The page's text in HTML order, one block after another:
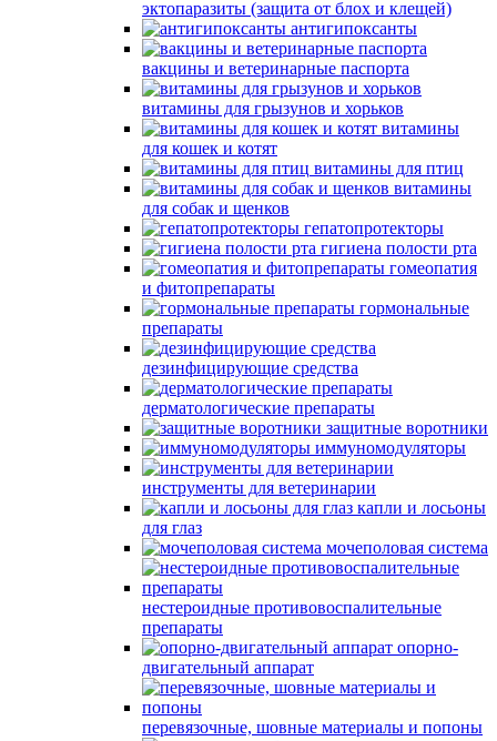
эктопаразиты (защита от блох и клещей)
антигипоксанты
вакцины и ветеринарные паспорта
витамины для грызунов и хорьков
витамины
для кошек и котят
витамины для птиц
витамины
для собак и щенков
гепатопротекторы
гигиена полости рта
гомеопатия
и фитопрепараты
гормональные
препараты
дезинфицирующие средства
дерматологические препараты
защитные воротники
иммуномодуляторы
инструменты для ветеринарии
капли и лосьоны
для глаз
мочеполовая система
нестероидные противовоспалительные
препараты
опорно-
двигательный аппарат
перевязочные, шовные материалы и попоны